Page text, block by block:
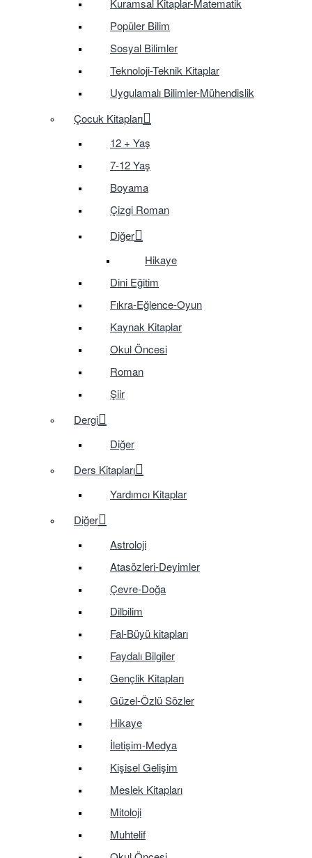
Popüler Bilim
Sosyal Bilimler
Teknoloji-Teknik Kitaplar
Uygulamalı Bilimler-Mühendislik
Çocuk Kitapları
12 + Yaş
7-12 Yaş
Boyama
Çizgi Roman
Diğer
Hikaye
Dini Eğitim
Fıkra-Eğlence-Oyun
Kaynak Kitaplar
Okul Öncesi
Roman
Şiir
Dergi
Diğer
Ders Kitapları
Yardımcı Kitaplar
Diğer
Astroloji
Atasözleri-Deyimler
Çevre-Doğa
Dilbilim
Fal-Büyü kitapları
Faydalı Bilgiler
Gençlik Kitapları
Güzel-Özlü Sözler
Hikaye
İletişim-Medya
Kişisel Gelişim
Meslek Kitapları
Mitoloji
Muhtelif